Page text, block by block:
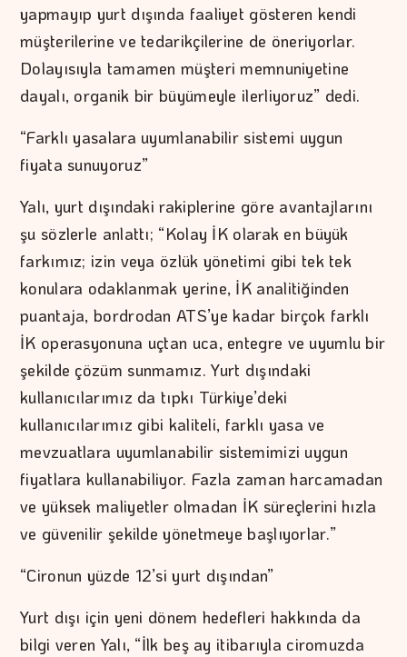
yapmayıp yurt dışında faaliyet gösteren kendi
müşterilerine ve tedarikçilerine de öneriyorlar.
Dolayısıyla tamamen müşteri memnuniyetine
dayalı, organik bir büyümeyle ilerliyoruz” dedi.
“Farklı yasalara uyumlanabilir sistemi uygun
fiyata sunuyoruz”
Yalı, yurt dışındaki rakiplerine göre avantajlarını
şu sözlerle anlattı; “Kolay İK olarak en büyük
farkımız; izin veya özlük yönetimi gibi tek tek
konulara odaklanmak yerine, İK analitiğinden
puantaja, bordrodan ATS’ye kadar birçok farklı
İK operasyonuna uçtan uca, entegre ve uyumlu bir
şekilde çözüm sunmamız. Yurt dışındaki
kullanıcılarımız da tıpkı Türkiye’deki
kullanıcılarımız gibi kaliteli, farklı yasa ve
mevzuatlara uyumlanabilir sistemimizi uygun
fiyatlara kullanabiliyor. Fazla zaman harcamadan
ve yüksek maliyetler olmadan İK süreçlerini hızla
ve güvenilir şekilde yönetmeye başlıyorlar.”
“Cironun yüzde 12’si yurt dışından”
Yurt dışı için yeni dönem hedefleri hakkında da
bilgi veren Yalı, “İlk beş ay itibarıyla ciromuzda